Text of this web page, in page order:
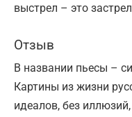
выстрел – это
Отзыв
В названии пьесы –
Картины из жизни
идеалов, без